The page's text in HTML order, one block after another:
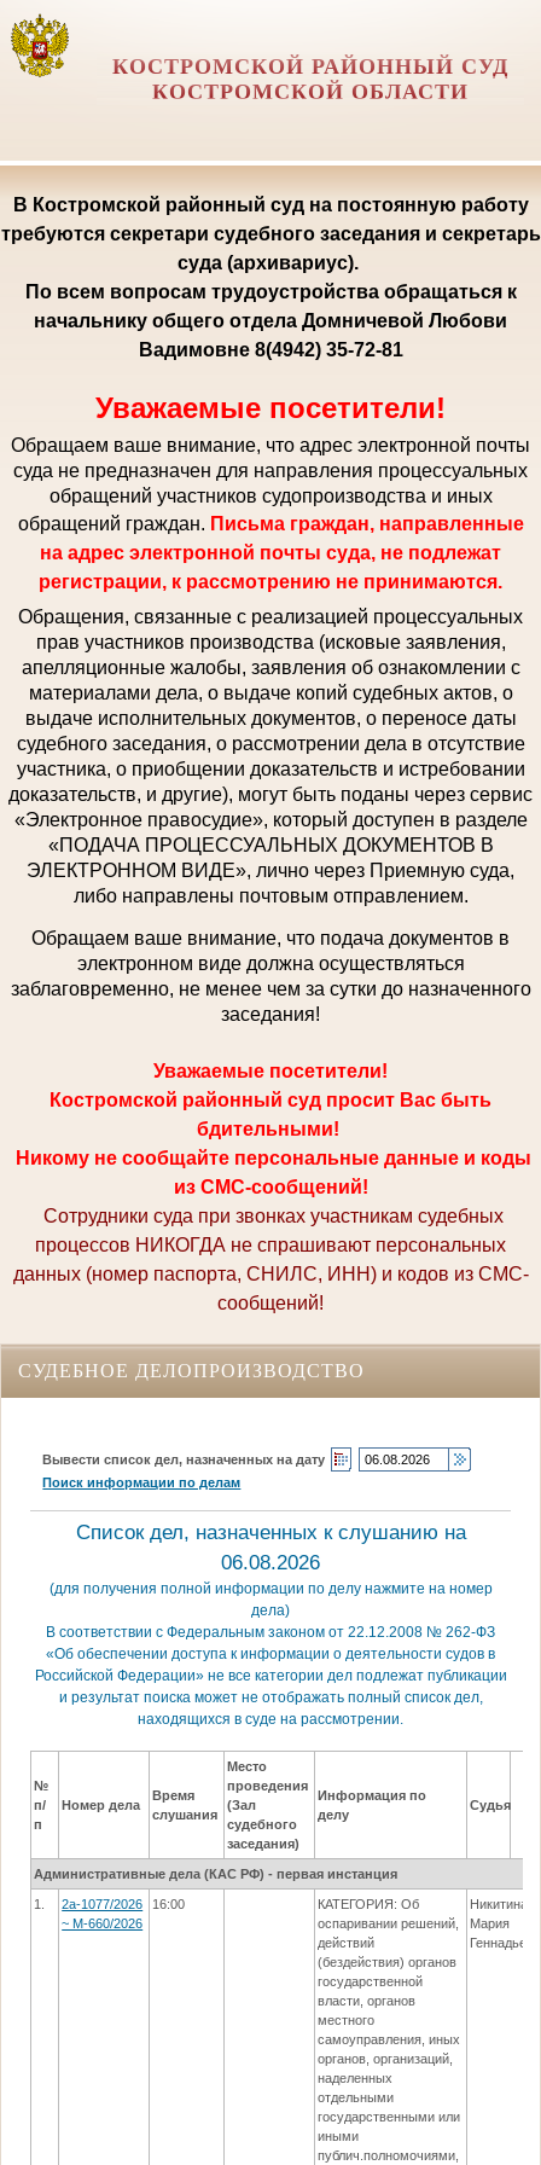
КОСТРОМСКОЙ РАЙОННЫЙ СУД
КОСТРОМСКОЙ ОБЛАСТИ
В Костромской районный суд на постоянную работу
требуются секретари судебного заседания и секретарь
суда (архивариус).
По всем вопросам трудоустройства обращаться к
начальнику общего отдела Домничевой Любови
Вадимовне 8(4942) 35-72-81
Уважаемые посетители!
Обращаем ваше внимание, что адрес электронной почты
суда не предназначен для направления процессуальных
обращений участников судопроизводства и иных
обращений граждан. Письма граждан, направленные
на адрес электронной почты суда, не подлежат
регистрации, к рассмотрению не принимаются.
Обращения, связанные с реализацией процессуальных
прав участников производства (исковые заявления,
апелляционные жалобы, заявления об ознакомлении с
материалами дела, о выдаче копий судебных актов, о
выдаче исполнительных документов, о переносе даты
судебного заседания, о рассмотрении дела в отсутствие
участника, о приобщении доказательств и истребовании
доказательств, и другие), могут быть поданы через сервис
«Электронное правосудие», который доступен в разделе
«ПОДАЧА ПРОЦЕССУАЛЬНЫХ ДОКУМЕНТОВ В
ЭЛЕКТРОННОМ ВИДЕ», лично через Приемную суда,
либо направлены почтовым отправлением.
Обращаем ваше внимание, что подача документов в
электронном виде должна осуществляться
заблаговременно, не менее чем за сутки до назначенного
заседания!
Уважаемые посетители!
Костромской районный суд просит Вас быть
бдительными!
Никому не сообщайте персональные данные и коды
из СМС-сообщений!
Сотрудники суда при звонках участникам судебных
процессов НИКОГДА не спрашивают персональных
данных (номер паспорта, СНИЛС, ИНН) и кодов из СМС-
сообщений!
СУДЕБНОЕ ДЕЛОПРОИЗВОДСТВО
Вывести список дел, назначенных на дату
Поиск информации по делам
Список дел, назначенных к слушанию на
06.08.2026
(для получения полной информации по делу нажмите на номер
дела)
В соответствии с Федеральным законом от 22.12.2008 № 262-ФЗ
«Об обеспечении доступа к информации о деятельности судов в
Российской Федерации» не все категории дел подлежат публикации
и результат поиска может не отображать полный список дел,
находящихся в суде на рассмотрении.
№
п/
п
Номер дела
Время
слушания
Место
проведения
(Зал
судебного
заседания)
Информация по
делу
Судья
Административные дела (КАC РФ) - первая инстанция
1.
2а-1077/2026
~ М-660/2026
16:00
КАТЕГОРИЯ: Об
оспаривании решений,
действий
(бездействия) органов
государственной
власти, органов
местного
самоуправления, иных
органов, организаций,
наделенных
отдельными
государственными или
иными
публич.полномочиями,
Никитина
Мария